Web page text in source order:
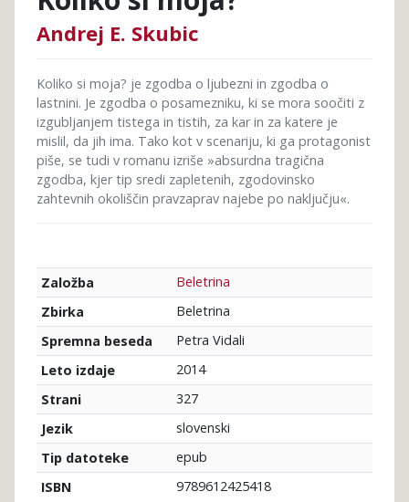
Andrej E. Skubic
Koliko si moja? je zgodba o ljubezni in zgodba o
lastnini. Je zgodba o posamezniku, ki se mora soočiti z
izgubljanjem tistega in tistih, za kar in za katere je
mislil, da jih ima. Tako kot v scenariju, ki ga protagonist
piše, se tudi v romanu izriše »absurdna tragična
zgodba, kjer tip sredi zapletenih, zgodovinsko
zahtevnih okoliščin pravzaprav najebe po naključju«.
Založba
Beletrina
Zbirka
Beletrina
Spremna beseda
Petra Vidali
Leto izdaje
2014
Strani
327
Jezik
slovenski
Tip datoteke
epub
ISBN
9789612425418